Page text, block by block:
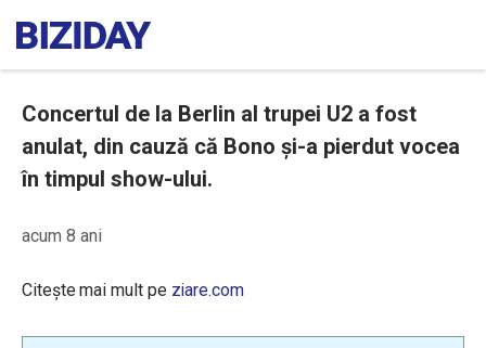
Concertul de la Berlin al trupei U2 a fost
anulat, din cauză că Bono și-a pierdut vocea
în timpul show-ului.
acum 8 ani
Citește mai mult pe ziare.com